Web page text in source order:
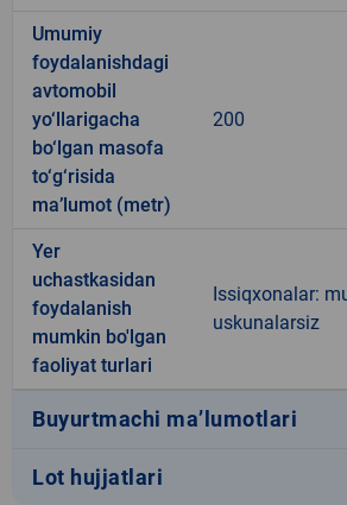
Umumiy
foydalanishdagi
avtomobil
yo‘llarigacha
bo‘lgan masofa
to‘g‘risida
ma’lumot (metr)
200
Yer
uchastkasidan
foydalanish
mumkin bo'lgan
faoliyat turlari
Issiqxonalar:
uskunalarsiz
Buyurtmachi ma’lumotlari
Lot hujjatlari